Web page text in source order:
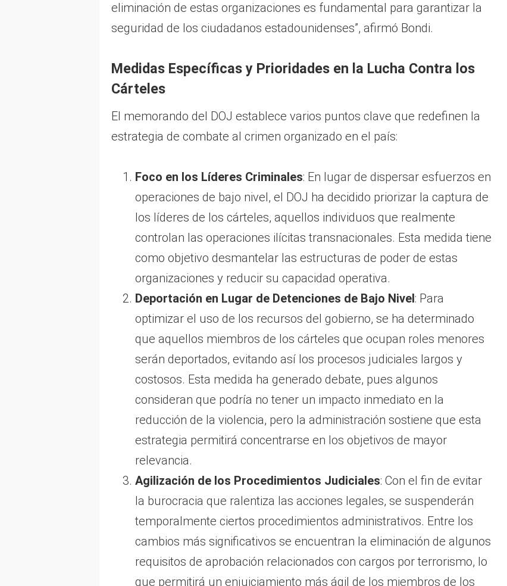
eliminación de estas organizaciones es fundamental para garantizar la
seguridad de los ciudadanos estadounidenses”, afirmó Bondi.
Medidas Específicas y Prioridades en la Lucha Contra los
Cárteles
El memorando del DOJ establece varios puntos clave que redefinen la
estrategia de combate al crimen organizado en el país:
Foco en los Líderes Criminales: En lugar de dispersar esfuerzos en
operaciones de bajo nivel, el DOJ ha decidido priorizar la captura de
los líderes de los cárteles, aquellos individuos que realmente
controlan las operaciones ilícitas transnacionales. Esta medida tiene
como objetivo desmantelar las estructuras de poder de estas
organizaciones y reducir su capacidad operativa.
Deportación en Lugar de Detenciones de Bajo Nivel: Para
optimizar el uso de los recursos del gobierno, se ha determinado
que aquellos miembros de los cárteles que ocupan roles menores
serán deportados, evitando así los procesos judiciales largos y
costosos. Esta medida ha generado debate, pues algunos
consideran que podría no tener un impacto inmediato en la
reducción de la violencia, pero la administración sostiene que esta
estrategia permitirá concentrarse en los objetivos de mayor
relevancia.
Agilización de los Procedimientos Judiciales: Con el fin de evitar
la burocracia que ralentiza las acciones legales, se suspenderán
temporalmente ciertos procedimientos administrativos. Entre los
cambios más significativos se encuentran la eliminación de algunos
requisitos de aprobación relacionados con cargos por terrorismo, lo
que permitirá un enjuiciamiento más ágil de los miembros de los